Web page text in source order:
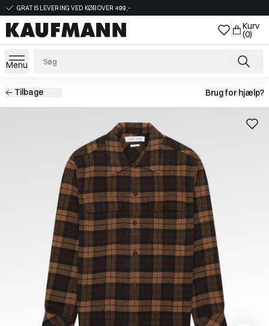
GRATIS LEVERING VED KØB OVER 499,-
Kurv
(0)
Menu
Tilbage Brug for hjælp?